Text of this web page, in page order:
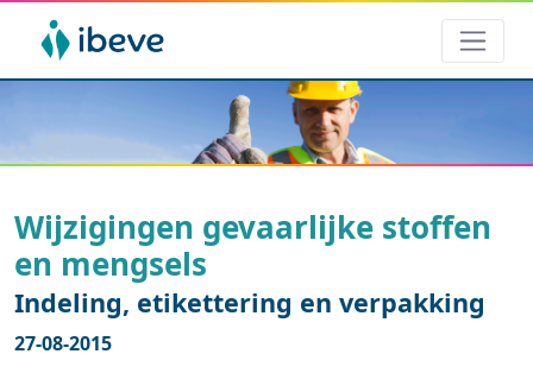
Wijzigingen gevaarlijke stoffen
en mengsels
Indeling, etikettering en verpakking
27-08-2015